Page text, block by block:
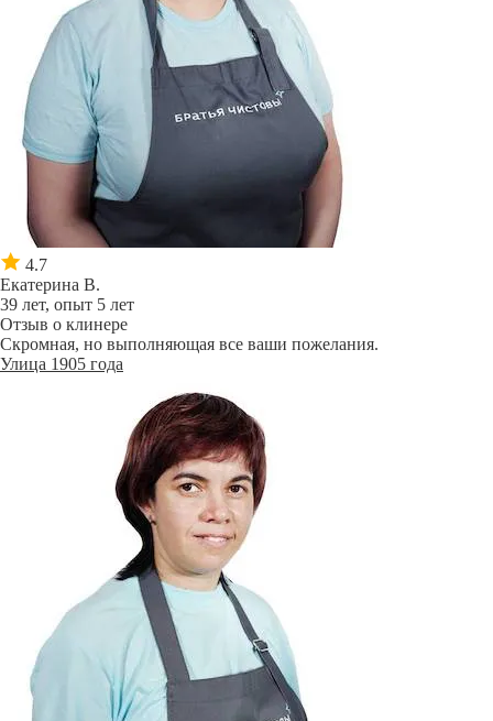
4.7
Екатерина В.
39 лет, опыт 5 лет
Отзыв о клинере
Скромная, но выполняющая все ваши пожелания.
Улица 1905 года